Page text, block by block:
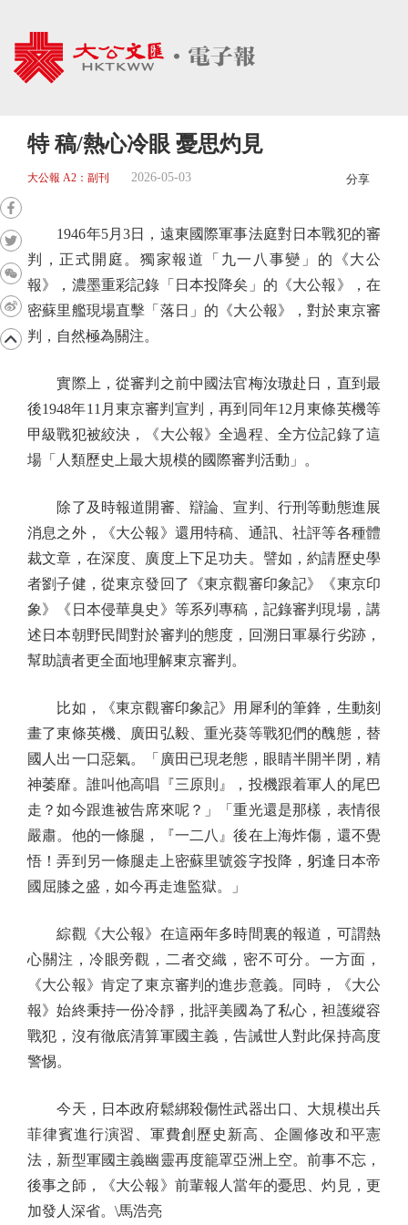
特 稿/熱心冷眼 憂思灼見
大公報 A2：副刊 2026-05-03 分享
1946年5月3日，遠東國際軍事法庭對日本戰犯的審
判，正式開庭。獨家報道「九一八事變」的《大公
報》，濃墨重彩記錄「日本投降矣」的《大公報》，在
密蘇里艦現場直擊「落日」的《大公報》，對於東京審
判，自然極為關注。
實際上，從審判之前中國法官梅汝璈赴日，直到最
後1948年11月東京審判宣判，再到同年12月東條英機等
甲級戰犯被絞決，《大公報》全過程、全方位記錄了這
場「人類歷史上最大規模的國際審判活動」。
除了及時報道開審、辯論、宣判、行刑等動態進展
消息之外，《大公報》還用特稿、通訊、社評等各種體
裁文章，在深度、廣度上下足功夫。譬如，約請歷史學
者劉子健，從東京發回了《東京觀審印象記》《東京印
象》《日本侵華臭史》等系列專稿，記錄審判現場，講
述日本朝野民間對於審判的態度，回溯日軍暴行劣跡，
幫助讀者更全面地理解東京審判。
比如，《東京觀審印象記》用犀利的筆鋒，生動刻
畫了東條英機、廣田弘毅、重光葵等戰犯們的醜態，替
國人出一口惡氣。「廣田已現老態，眼睛半開半閉，精
神萎靡。誰叫他高唱『三原則』，投機跟着軍人的尾巴
走？如今跟進被告席來呢？」「重光還是那樣，表情很
嚴肅。他的一條腿，『一二八』後在上海炸傷，還不覺
悟！弄到另一條腿走上密蘇里號簽字投降，躬逢日本帝
國屈膝之盛，如今再走進監獄。」
綜觀《大公報》在這兩年多時間裏的報道，可謂熱
心關注，冷眼旁觀，二者交織，密不可分。一方面，
《大公報》肯定了東京審判的進步意義。同時，《大公
報》始終秉持一份冷靜，批評美國為了私心，袒護縱容
戰犯，沒有徹底清算軍國主義，告誡世人對此保持高度
警惕。
今天，日本政府鬆綁殺傷性武器出口、大規模出兵
菲律賓進行演習、軍費創歷史新高、企圖修改和平憲
法，新型軍國主義幽靈再度籠罩亞洲上空。前事不忘，
後事之師，《大公報》前輩報人當年的憂思、灼見，更
加發人深省。\馬浩亮